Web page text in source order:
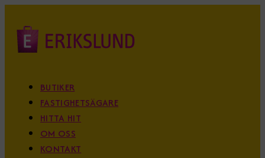
BUTIKER
FASTIGHETSÄGARE
HITTA HIT
OM OSS
KONTAKT